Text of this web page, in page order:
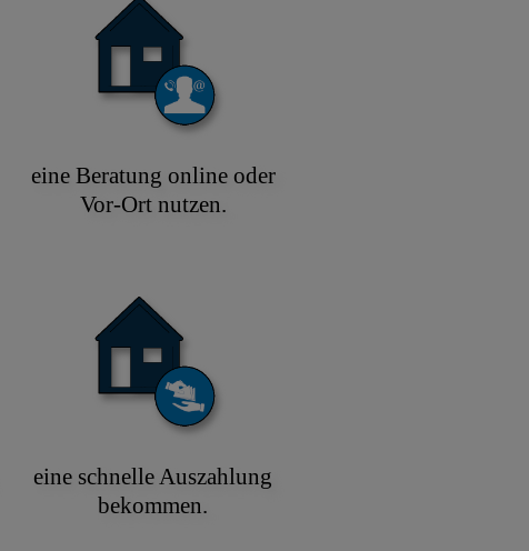
eine Beratung online oder
Vor-Ort nutzen.
eine schnelle Auszahlung
bekommen.